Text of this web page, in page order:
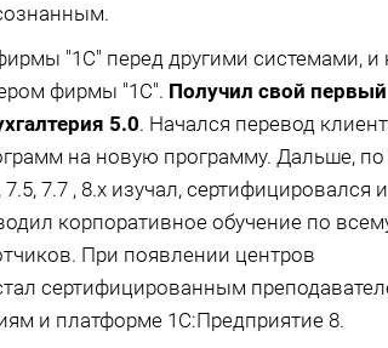
"1С" перед другими системами, и
фирмы "1С". Получил свой первый
5.0. Начался перевод
на новую программу. Дальше,
7.7 , 8.х изучал, сертифицировался и
корпоративное обучение по
При появлении центров
сертифицированным
и платформе 1С:Предприятие 8.